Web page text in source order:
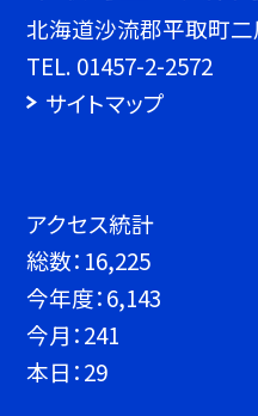
北海道沙流郡平取町
TEL. 01457-2-2572
サイトマップ
アクセス統計
総数： 16,225
今年度：6,143
今月：241
本日：29